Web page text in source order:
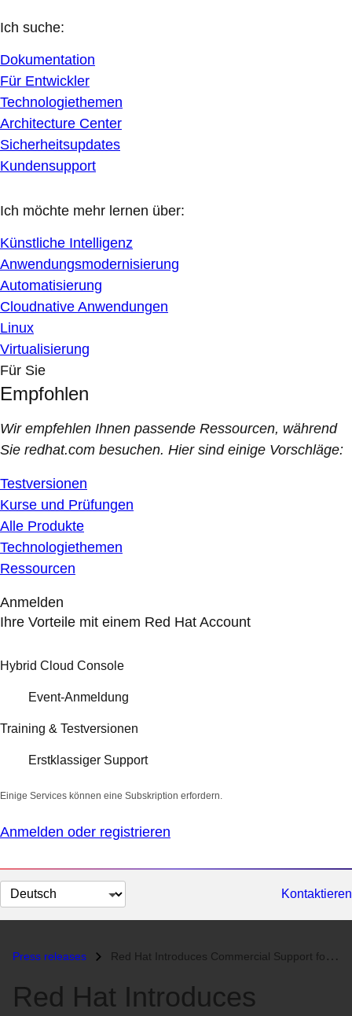
Ich suche:
Dokumentation
Für Entwickler
Technologiethemen
Architecture Center
Sicherheitsupdates
Kundensupport
Ich möchte mehr lernen über:
Künstliche Intelligenz
Anwendungsmodernisierung
Automatisierung
Cloudnative Anwendungen
Linux
Virtualisierung
Für Sie
Empfohlen
Wir empfehlen Ihnen passende Ressourcen, während
Sie redhat.com besuchen. Hier sind einige Vorschläge:
Testversionen
Kurse und Prüfungen
Alle Produkte
Technologiethemen
Ressourcen
Anmelden
Ihre Vorteile mit einem Red Hat Account
Hybrid Cloud Console
Event-Anmeldung
Training & Testversionen
Erstklassiger Support
Einige Services können eine Subskription erfordern.
Anmelden oder registrieren
Sprache
auswählen
Kontaktieren
Press releases Red Hat Introduces Commercial Support for OpenJDK on Microsoft Window...
Red Hat Introduces